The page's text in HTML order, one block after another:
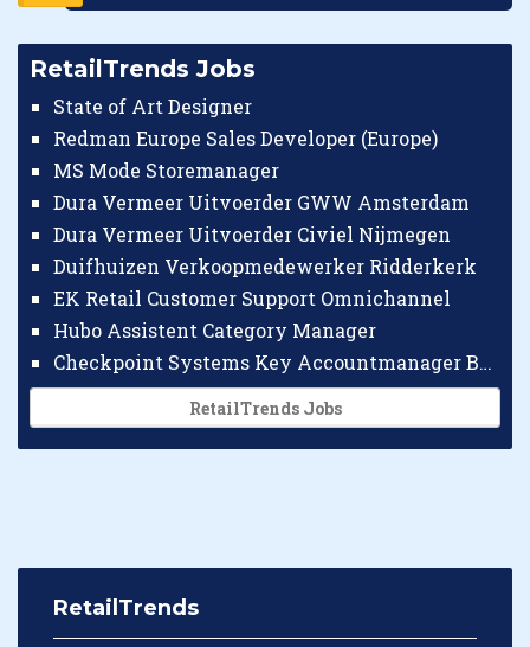
RetailTrends Jobs
State of Art Designer
Redman Europe Sales Developer (Europe)
MS Mode Storemanager
Dura Vermeer Uitvoerder GWW Amsterdam
Dura Vermeer Uitvoerder Civiel Nijmegen
Duifhuizen Verkoopmedewerker Ridderkerk
EK Retail Customer Support Omnichannel
Hubo Assistent Category Manager
Checkpoint Systems Key Accountmanager Benelux
RetailTrends Jobs
RetailTrends